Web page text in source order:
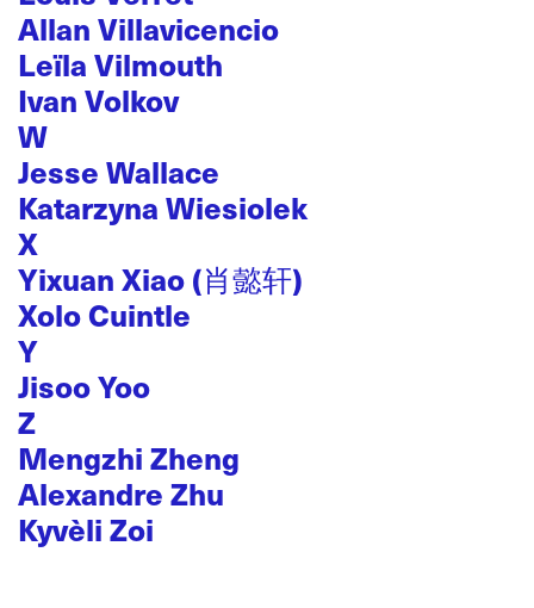
Allan Villavicencio
Leïla Vilmouth
Ivan Volkov
W
Jesse Wallace
Katarzyna Wiesiolek
X
Yixuan Xiao (肖懿轩)
Xolo Cuintle
Y
Jisoo Yoo
Z
Mengzhi Zheng
Alexandre Zhu
Kyvèli Zoi